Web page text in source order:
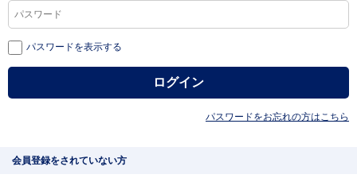
パスワードを表示する
パスワードをお忘れの方はこちら
会員登録をされていない方